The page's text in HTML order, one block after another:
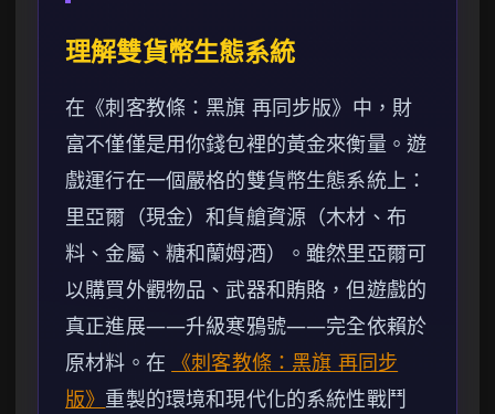
理解雙貨幣生態系統
在《刺客教條：黑旗 再同步版》中，財
富不僅僅是用你錢包裡的黃金來衡量。遊
戲運行在一個嚴格的雙貨幣生態系統上：
里亞爾（現金）和貨艙資源（木材、布
料、金屬、糖和蘭姆酒）。雖然里亞爾可
以購買外觀物品、武器和賄賂，但遊戲的
真正進展——升級寒鴉號——完全依賴於
原材料。在
《刺客教條：黑旗 再同步
版》 重製的環境和現代化的系統性戰鬥